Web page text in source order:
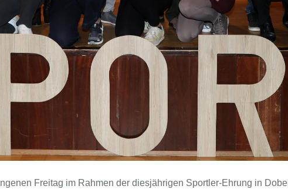
Freitag im Rahmen der diesjährigen Sportler-Ehrung in Dobel